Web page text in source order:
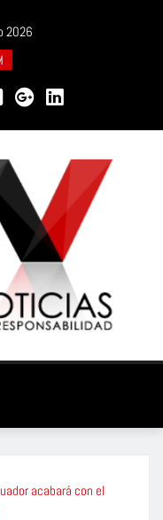
2026
acabará con el